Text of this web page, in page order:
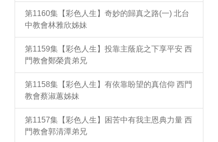
第1160集【彩色人生】奇妙的歸真之路(一) 北台
中教會林雅欣姊妹
第1159集【彩色人生】投靠主蔭庇之下享平安 西
門教會鄭榮貴弟兄
第1158集【彩色人生】有依靠盼望的真信仰 西門
教會蔡淑蕙姊妹
第1157集【彩色人生】困苦中有我主恩典力量 西
門教會郭清潭弟兄